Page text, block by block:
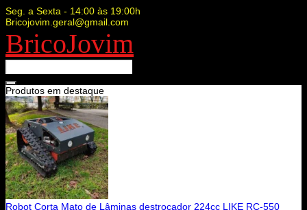
Seg. a Sexta - 14:00 às 19:00h
Bricojovim.geral@gmail.com
BricoJovim
Produtos em destaque
Robot Corta Mato de Lâminas destroçador 224cc LIKE RC-550